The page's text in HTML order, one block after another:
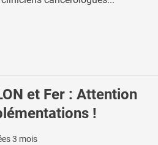
et Fer : Attention
!
3 mois